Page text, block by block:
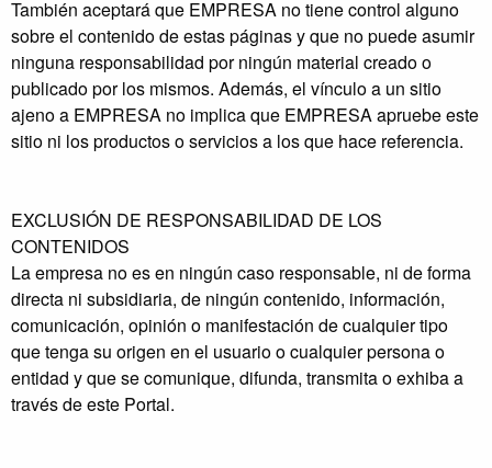
También aceptará que EMPRESA no tiene control alguno
sobre el contenido de estas páginas y que no puede asumir
ninguna responsabilidad por ningún material creado o
publicado por los mismos. Además, el vínculo a un sitio
ajeno a EMPRESA no implica que EMPRESA apruebe este
sitio ni los productos o servicios a los que hace referencia.
EXCLUSIÓN DE RESPONSABILIDAD DE LOS
CONTENIDOS
La empresa no es en ningún caso responsable, ni de forma
directa ni subsidiaria, de ningún contenido, información,
comunicación, opinión o manifestación de cualquier tipo
que tenga su origen en el usuario o cualquier persona o
entidad y que se comunique, difunda, transmita o exhiba a
través de este Portal.